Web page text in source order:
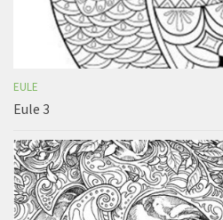
EULE
Eule 3